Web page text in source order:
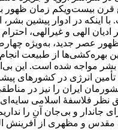
بیست‌ویکم زمان ظهور
در ادوار پیشین بشر،
الهی و غیرالهی،
عصر جدید، به‌ویژه
بهره‌کشی‌ها از طبیعت انجام
بشر مواجه شده است. این
انرژی در کشورهای
ایران را نیز در
فلاسفۀ اسلامی
جاندار و بی‌جان آن را
مقدس و مظهری از آفرینش